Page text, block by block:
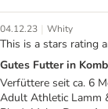
04.12.23 | Whity
This is a stars rating
Gutes Futter in
Verfüttere seit ca. 6
Adult Athletic Lamm